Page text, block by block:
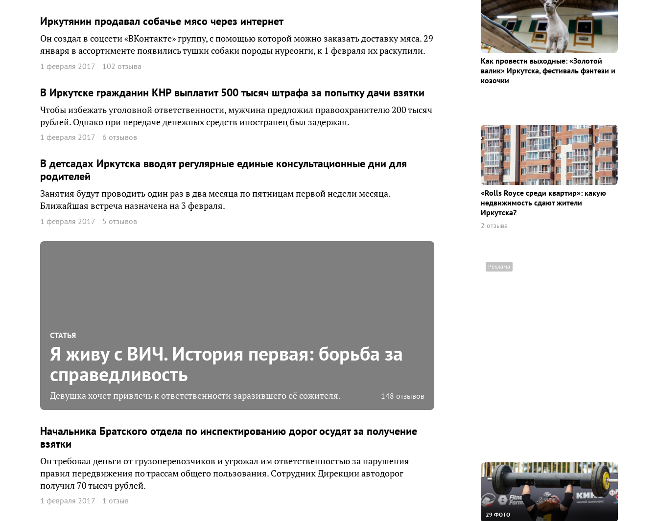
Иркутянин продавал собачье мясо через интернет
Он создал в соцсети «ВКонтакте» группу, с помощью которой можно заказать доставку мяса. 29
января в ассортименте появились тушки собаки породы нуреонги, к 1 февраля их раскупили.
1 февраля 2017 102 отзыва
В Иркутске гражданин КНР выплатит 500 тысяч штрафа за попытку дачи взятки
Чтобы избежать уголовной ответственности, мужчина предложил правоохранителю 200 тысяч
рублей. Однако при передаче денежных средств иностранец был задержан.
1 февраля 2017 6 отзывов
В детсадах Иркутска вводят регулярные единые консультационные дни для
родителей
Занятия будут проводить один раз в два месяца по пятницам первой недели месяца.
Ближайшая встреча назначена на 3 февраля.
1 февраля 2017 5 отзывов
СТАТЬЯ
Я живу с ВИЧ. История первая: борьба за
справедливость
Девушка хочет привлечь к ответственности заразившего её сожителя. 148 отзывов
Начальника Братского отдела по инспектированию дорог осудят за получение
взятки
Он требовал деньги от грузоперевозчиков и угрожал им ответственностью за нарушения
правил передвижения по трассам общего пользования. Сотрудник Дирекции автодорог
получил 70 тысяч рублей.
1 февраля 2017 1 отзыв
Как провести выходные: «Золотой
валик» Иркутска, фестиваль фэнтези и
козочки
«Rolls Royce среди квaртир»: какую
недвижимость сдают жители
Иркутска?
2 отзыва
29 ФОТО